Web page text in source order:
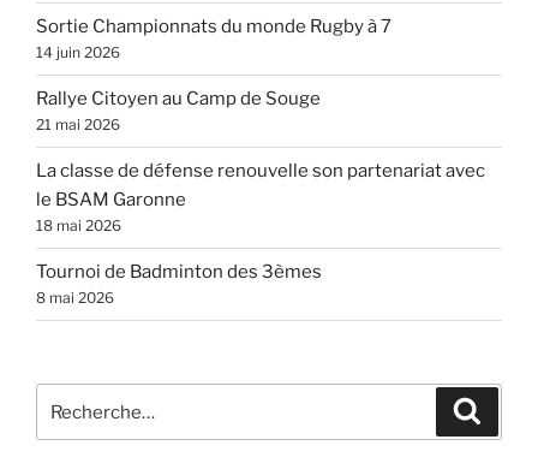
Sortie Championnats du monde Rugby à 7
14 juin 2026
Rallye Citoyen au Camp de Souge
21 mai 2026
La classe de défense renouvelle son partenariat avec
le BSAM Garonne
18 mai 2026
Tournoi de Badminton des 3èmes
8 mai 2026
pour